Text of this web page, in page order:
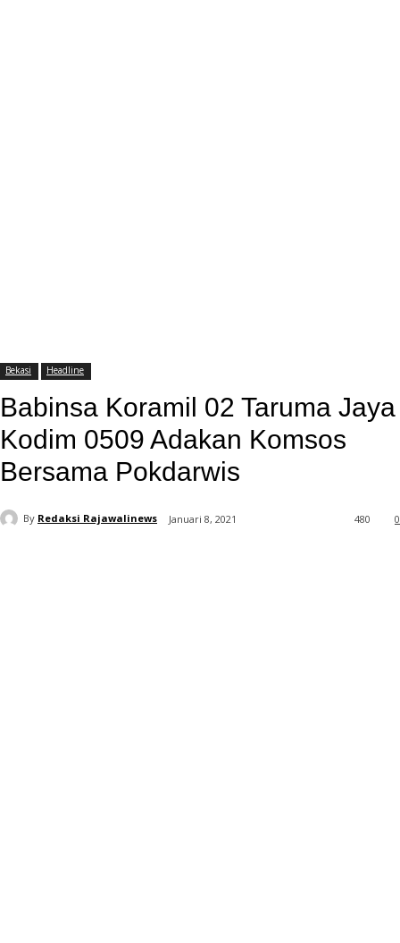
Bekasi Headline
Babinsa Koramil 02 Taruma Jaya
Kodim 0509 Adakan Komsos
Bersama Pokdarwis
By Redaksi Rajawalinews Januari 8, 2021 0
480